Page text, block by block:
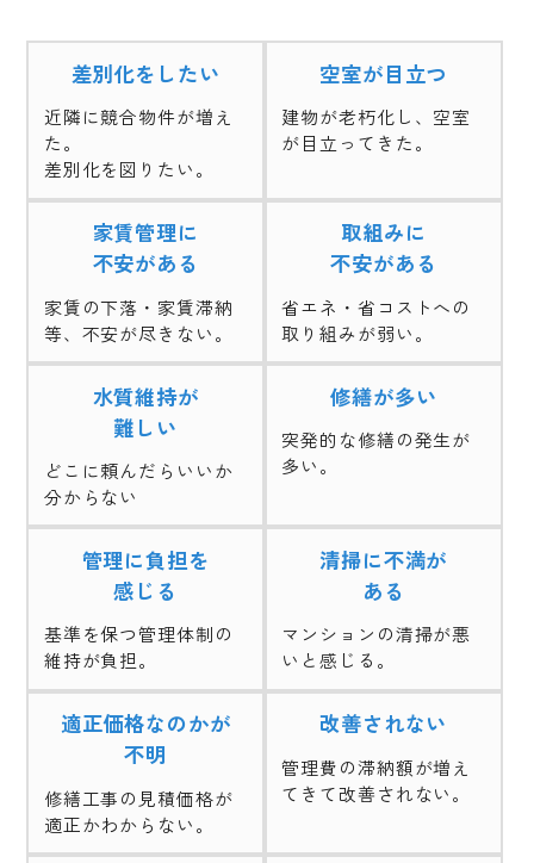
差別化をしたい
近隣に競合物件が増え
た。
差別化を図りたい。
空室が目立つ
建物が老朽化し、空室
が目立ってきた。
家賃管理に
不安がある
家賃の下落・家賃滞納
等、不安が尽きない。
取組みに
不安がある
省エネ・省コストへの
取り組みが弱い。
水質維持が
難しい
どこに頼んだらいいか
分からない
修繕が多い
突発的な修繕の発生が
多い。
管理に負担を
感じる
基準を保つ管理体制の
維持が負担。
清掃に不満が
ある
マンションの清掃が悪
いと感じる。
適正価格なのかが
不明
修繕工事の見積価格が
適正かわからない。
改善されない
管理費の滞納額が増え
てきて改善されない。